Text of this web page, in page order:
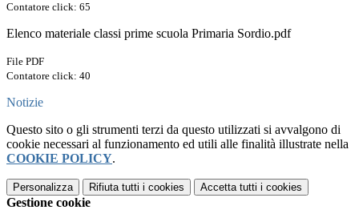
Contatore click: 65
Elenco materiale classi prime scuola Primaria Sordio.pdf
File PDF
Contatore click: 40
Notizie
Questo sito o gli strumenti terzi da questo utilizzati si avvalgono di
cookie necessari al funzionamento ed utili alle finalità illustrate nella
COOKIE POLICY.
Personalizza Rifiuta tutti i cookies Accetta tutti i cookies
Gestione cookie